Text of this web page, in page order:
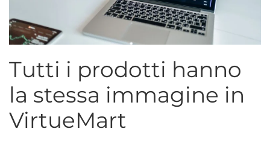
Tutti i prodotti hanno
la stessa immagine in
VirtueMart